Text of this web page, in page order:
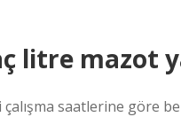
litre mazot
saatlerine göre